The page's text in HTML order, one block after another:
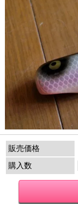
販売価格
購入数